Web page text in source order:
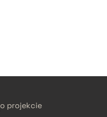
o projekcie